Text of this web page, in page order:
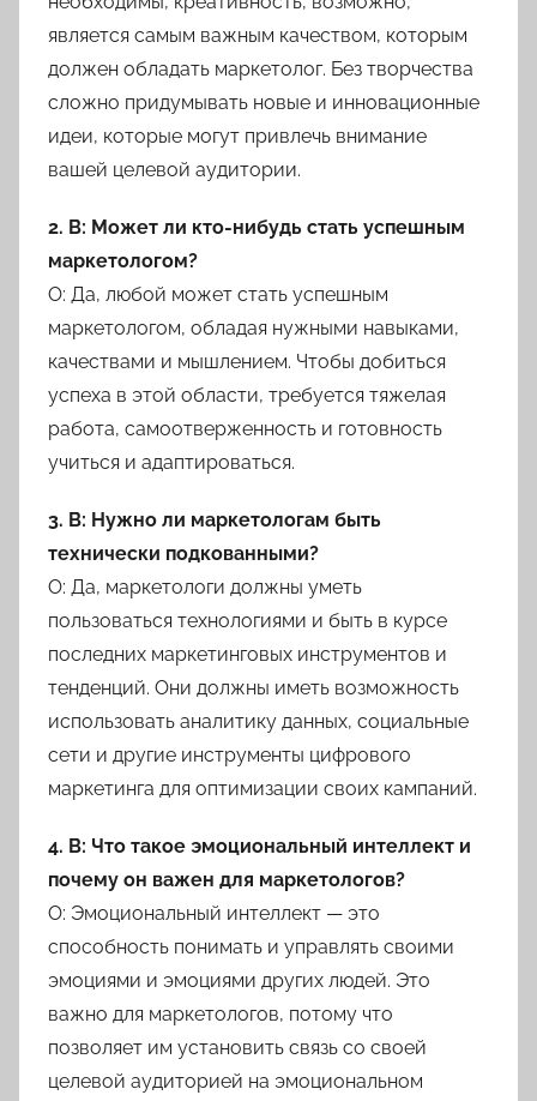
является самым важным качеством, которым
должен обладать маркетолог. Без творчества
сложно придумывать новые и инновационные
идеи, которые могут привлечь внимание
вашей целевой аудитории.
2. В: Может ли кто-нибудь стать успешным
маркетологом?
О: Да, любой может стать успешным
маркетологом, обладая нужными навыками,
качествами и мышлением. Чтобы добиться
успеха в этой области, требуется тяжелая
работа, самоотверженность и готовность
учиться и адаптироваться.
3. В: Нужно ли маркетологам быть
технически подкованными?
О: Да, маркетологи должны уметь
пользоваться технологиями и быть в курсе
последних маркетинговых инструментов и
тенденций. Они должны иметь возможность
использовать аналитику данных, социальные
сети и другие инструменты цифрового
маркетинга для оптимизации своих кампаний.
4. В: Что такое эмоциональный интеллект и
почему он важен для маркетологов?
О: Эмоциональный интеллект — это
способность понимать и управлять своими
эмоциями и эмоциями других людей. Это
важно для маркетологов, потому что
позволяет им установить связь со своей
целевой аудиторией на эмоциональном